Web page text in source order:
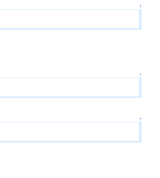
↑
↑
↑